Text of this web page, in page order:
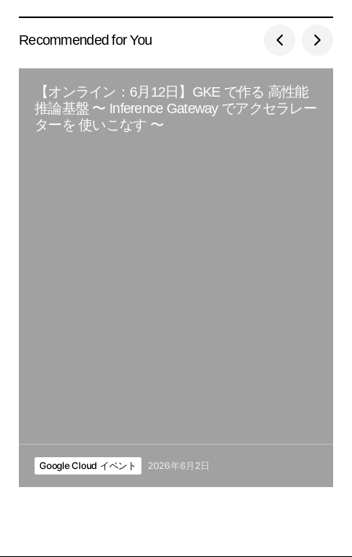
Recommended for You
【オンライン：6月12日】GKE で作る 高性能
推論基盤 〜 Inference Gateway でアクセラレー
ターを 使いこなす 〜
Google Cloud イベント 2026年6月2日